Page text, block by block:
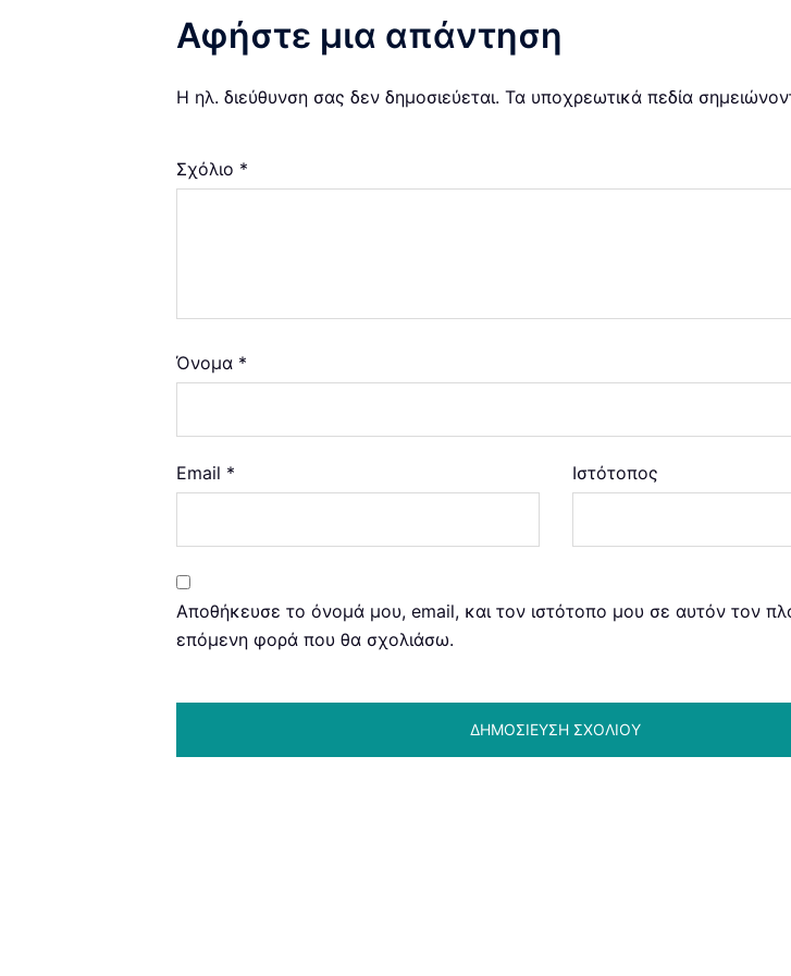
Αφήστε μια απάντηση
Η ηλ. διεύθυνση σας δεν δημοσιεύεται. Τα υποχρεωτικά πεδία
Σχόλιο *
Όνομα *
Email * Ιστότοπος
Αποθήκευσε το όνομά μου, email, και τον ιστότοπο μου σε αυτόν τον
επόμενη φορά που θα σχολιάσω.